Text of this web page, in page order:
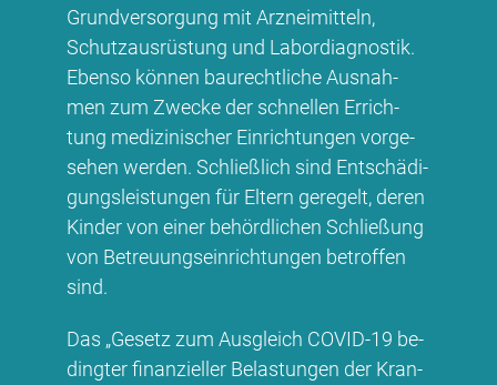
Grund­ver­sor­gung mit Arz­nei­mit­teln,
Schutz­aus­rüs­tung und La­bor­dia­gnos­tik.
Eben­so kön­nen bau­recht­li­che Aus­nah­
men zum Zwe­cke der schnel­len Er­rich­
tung me­di­zi­ni­scher Ein­rich­tun­gen vor­ge­
se­hen wer­den. Schließ­lich sind Ent­schä­di­
gungs­leis­tun­gen für El­tern ge­re­gelt, de­ren
Kin­der von ei­ner be­hörd­li­chen Schlie­ßung
von Be­treu­ungs­ein­rich­tun­gen be­trof­fen
sind.
Das „Ge­setz zum Aus­gleich CO­VID-19 be­
ding­ter fi­nan­zi­el­ler Be­las­tun­gen der Kran­